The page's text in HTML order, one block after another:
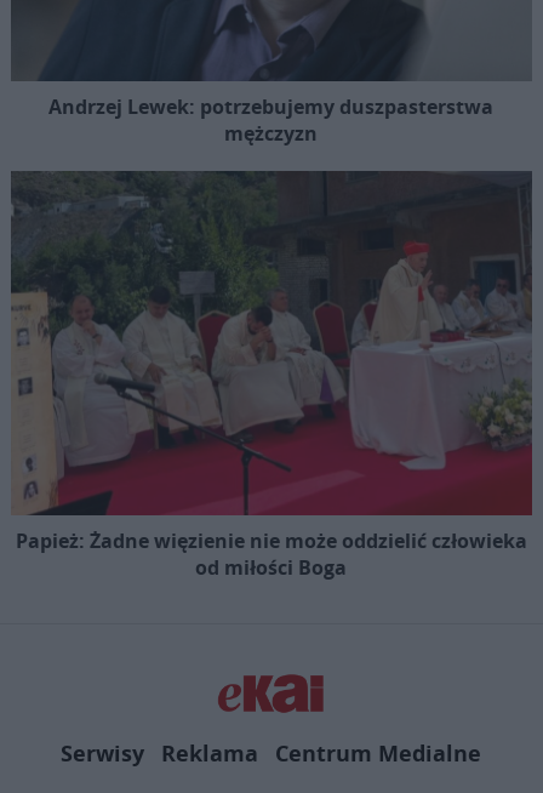
Andrzej Lewek: potrzebujemy duszpasterstwa
mężczyzn
Papież: Żadne więzienie nie może oddzielić człowieka
od miłości Boga
Serwisy Reklama Centrum Medialne